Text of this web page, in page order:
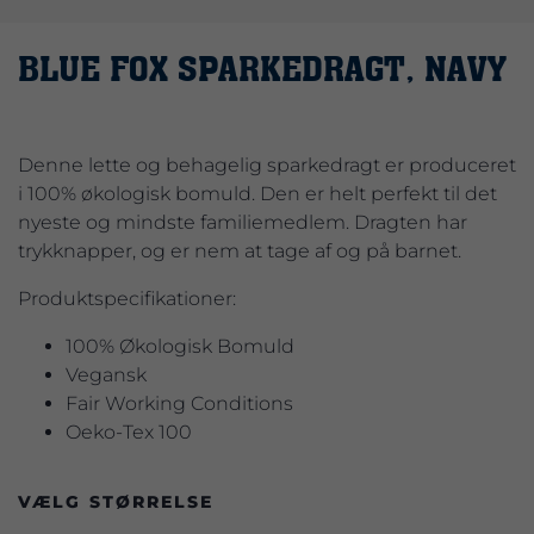
BLUE FOX SPARKEDRAGT, NAVY
Denne lette og behagelig sparkedragt er produceret
i 100% økologisk bomuld. Den er helt perfekt til det
nyeste og mindste familiemedlem. Dragten har
trykknapper, og er nem at tage af og på barnet.
Produktspecifikationer:
100% Økologisk Bomuld
Vegansk
Fair Working Conditions
Oeko-Tex 100
VÆLG STØRRELSE